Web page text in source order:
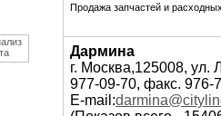
Продажа запчастей и
Дармина
г. Москва,125008, ул.
977-09-70, факс. 976-
E-mail: